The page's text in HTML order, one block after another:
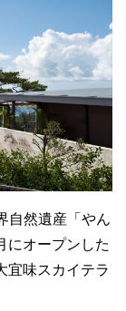
自然遺産「やん
にオープンした
宜味スカイテラ